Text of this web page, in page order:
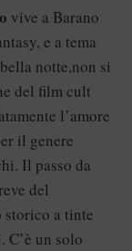
vive a Barano
e a tema
notte,non si
del film cult
l’amore
il genere
Il passo da
del
a tinte
C’è un solo